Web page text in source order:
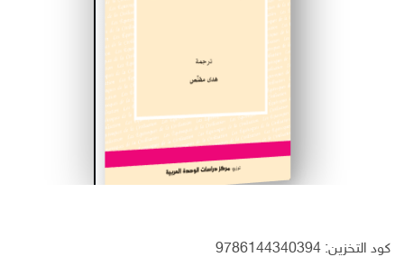
كود التخزين: 9786144340394